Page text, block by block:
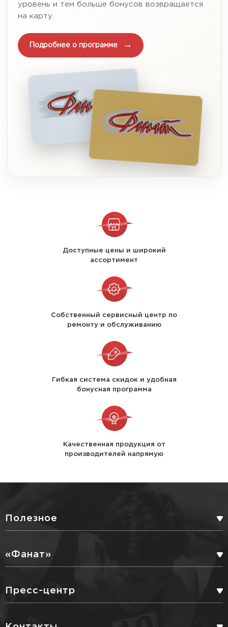
уровень и тем больше бонусов возвращается
на карту.
Подробнее о программе
Доступные цены и широкий
ассортимент
Собственный сервисный центр по
ремонту и обслуживанию
Гибкая система скидок и удобная
бонусная программа
Качественная продукция от
производителей напрямую
Полезное
ДОСТАВКА
«Фанат»
Пресс-центр